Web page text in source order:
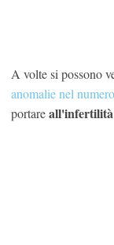
A volte si possono
anomalie nel
portareall'infertilità